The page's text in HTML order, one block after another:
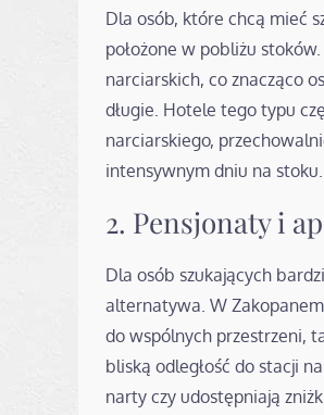
Dla osób, które chcą mieć
położone w pobliżu
narciarskich, co znacząco
długie. Hotele tego typu
narciarskiego,
intensywnym dniu na stoku.
2. Pensjonaty i
Dla osób szukających
alternatywa. W
do wspólnych przestrzeni,
bliską odległość do stacji
narty czy udostępniają